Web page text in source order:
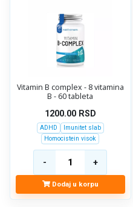
Vitamin B complex - 8 vitamina
B - 60 tableta
1200.00RSD
ADHD
Imunitet slab
Homocistein visok
Dodaj u korpu